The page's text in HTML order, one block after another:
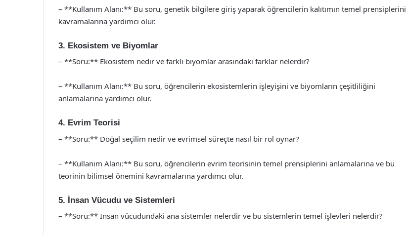
– **Kullanım Alanı:** Bu soru, genetik bilgilere giriş yaparak öğrencilerin kalıtımın temel prensiplerini
kavramalarına yardımcı olur.
3. Ekosistem ve Biyomlar
– **Soru:** Ekosistem nedir ve farklı biyomlar arasındaki farklar nelerdir?
– **Kullanım Alanı:** Bu soru, öğrencilerin ekosistemlerin işleyişini ve biyomların çeşitliliğini
anlamalarına yardımcı olur.
4. Evrim Teorisi
– **Soru:** Doğal seçilim nedir ve evrimsel süreçte nasıl bir rol oynar?
– **Kullanım Alanı:** Bu soru, öğrencilerin evrim teorisinin temel prensiplerini anlamalarına ve bu
teorinin bilimsel önemini kavramalarına yardımcı olur.
5. İnsan Vücudu ve Sistemleri
– **Soru:** İnsan vücudundaki ana sistemler nelerdir ve bu sistemlerin temel işlevleri nelerdir?